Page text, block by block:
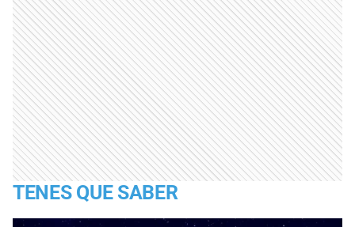
TENES QUE SABER